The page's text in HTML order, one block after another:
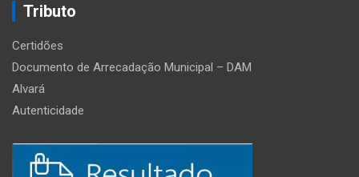
Tributo
Certidões
Documento de Arrecadação Municipal – DAM
Alvará
Autenticidade